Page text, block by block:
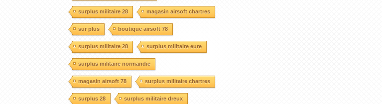
surplus militaire 28 magasin airsoft chartres
sur plus boutique airsoft 78
surplus militaire 28 surplus militaire eure
surplus militaire normandie
magasin airsoft 78 surplus militaire chartres
surplus 28 surplus militaire dreux